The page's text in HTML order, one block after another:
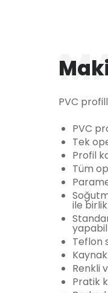
PVC
PVC
Tek
Profil
Tüm
ile
Teflon
Renkli
Pratik